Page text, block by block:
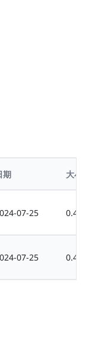
期 大小
07-25 0.41MB
07-25 0.41MB